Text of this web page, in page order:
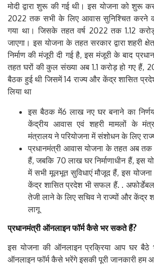
मोदी द्वारा शुरू की गई थी। इस योजना को शुरू
2022 तक सभी के लिए आवास सुनिश्चित करने का
गया था। जिसके तहत वर्ष 2022 तक 1.12 करोड़
जाएगा। इस योजना के तहत सरकार द्वारा शहरी
निर्माण की मंजूरी दी गई है, इस मंजूरी के बाद
तहत घरों की कुल संख्या अब 1.1 करोड़ हो गए हैं,
बैठक हुई थी जिसमें 14 राज्य और केंद्र शासित
लिया था
इस बैठक में6 लाख नए घर बनाने का
केंद्रीय आवास एवं शहरी मामलों के
मंत्रालय ने परियोजना में संशोधन के लिए
प्रधानमंत्री आवास योजना के तहत अब
हैं, जबकि 70 लाख घर निर्माणाधीन हैं, इस
में सभी मूलभूत सुविधाएं मौजूद हैं, इस
केंद्र शासित प्रदेश भी सफल हैं. .
तेजी लाने के लिए सचिव ने राज्यों और केंद्र
लागू
प्रधानमंत्री ऑनलाइन फॉर्म कैसे भर सकते हैं?
इस योजना की ऑनलाइन प्रक्रिया आप घर
ऑनलाइन फॉर्म कैसे भरेंगे इसकी पूरी जानकारी हम